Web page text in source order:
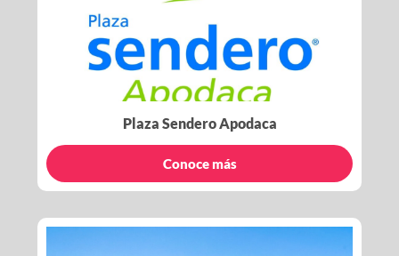
Plaza Sendero Apodaca
Conoce más